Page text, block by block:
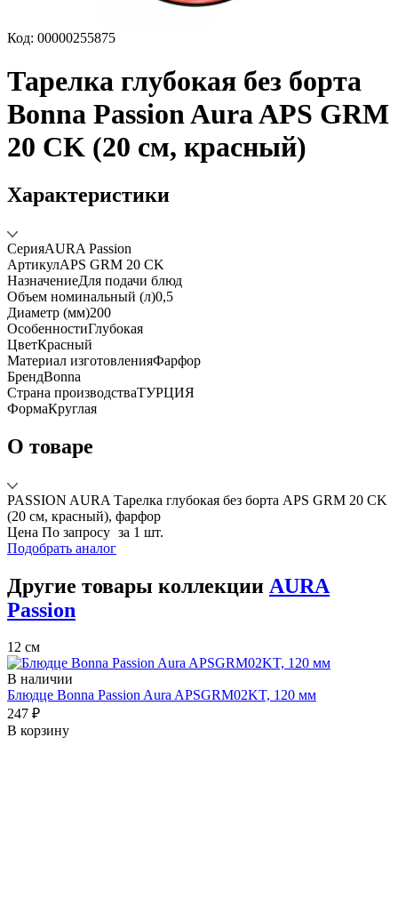
Код: 00000255875
Тарелка глубокая без борта
Bonna Passion Aura APS GRM
20 CK (20 см, красный)
Характеристики
СерияAURA Passion
АртикулAPS GRM 20 CK
НазначениеДля подачи блюд
Объем номинальный (л)0,5
Диаметр (мм)200
ОсобенностиГлубокая
ЦветКрасный
Материал изготовленияФарфор
БрендBonna
Страна производстваТУРЦИЯ
ФормаКруглая
О товаре
PASSION AURA Тарелка глубокая без борта APS GRM 20 CK
(20 см, красный), фарфор
Цена По запросу за 1 шт.
Подобрать аналог
Другие товары коллекции AURA
Passion
12 см
В наличии
Блюдце Bonna Passion Aura APSGRM02KT, 120 мм
247 ₽
В корзину